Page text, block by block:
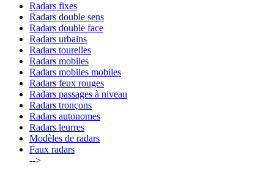
Radars fixes
Radars double sens
Radars double face
Radars urbains
Radars tourelles
Radars mobiles
Radars mobiles mobiles
Radars feux rouges
Radars passages à niveau
Radars tronçons
Radars autonomes
Radars leurres
Modèles de radars
Faux radars
-->